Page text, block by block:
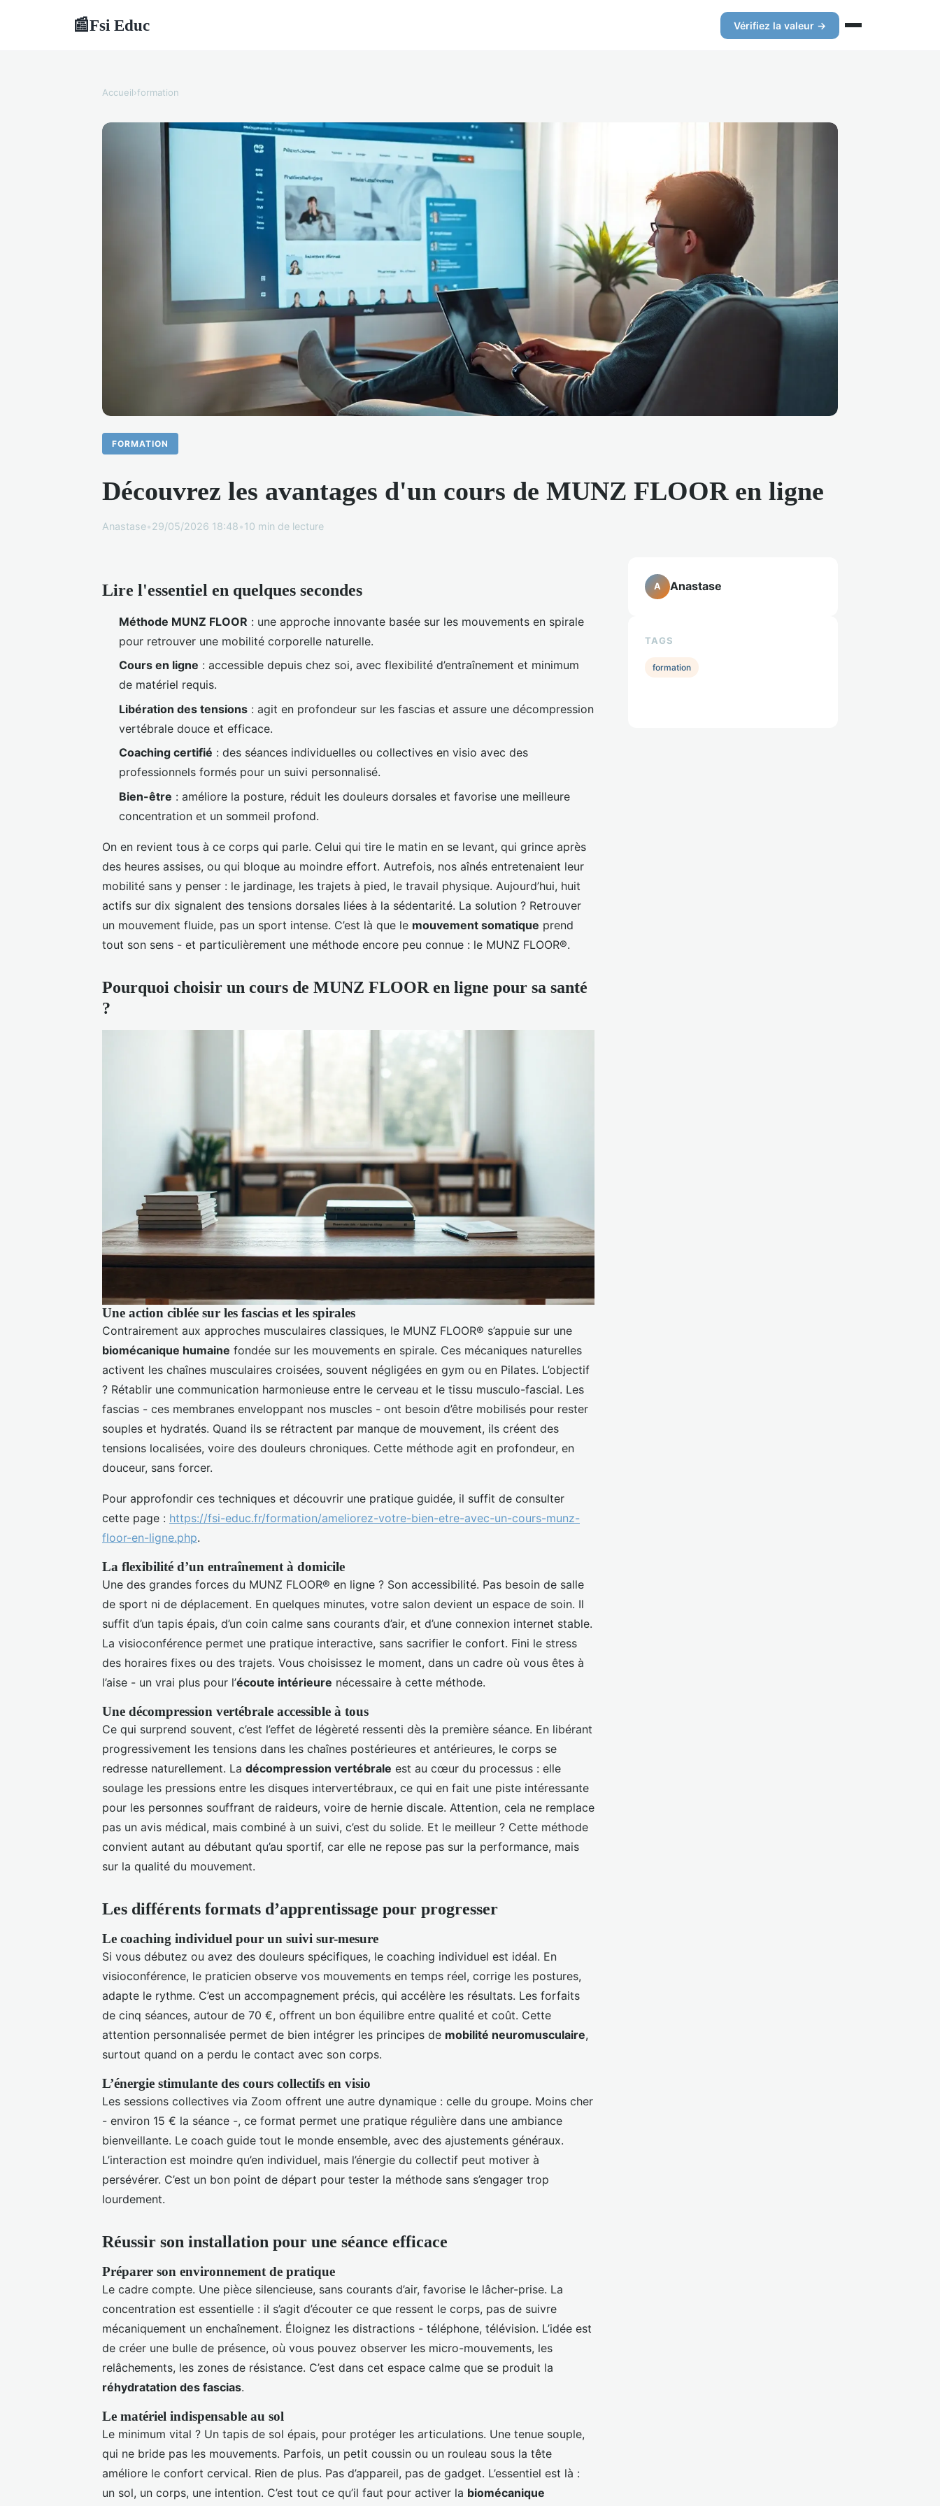
📰Fsi Educ Vérifiez la valeur →
Accueil›formation
FORMATION
Découvrez les avantages d'un cours de MUNZ FLOOR en ligne
Anastase•29/05/2026 18:48•10 min de lecture
Lire l'essentiel en quelques secondes
Méthode MUNZ FLOOR : une approche innovante basée sur les mouvements en spirale
pour retrouver une mobilité corporelle naturelle.
Cours en ligne : accessible depuis chez soi, avec flexibilité d’entraînement et minimum
de matériel requis.
Libération des tensions : agit en profondeur sur les fascias et assure une décompression
vertébrale douce et efficace.
Coaching certifié : des séances individuelles ou collectives en visio avec des
professionnels formés pour un suivi personnalisé.
Bien-être : améliore la posture, réduit les douleurs dorsales et favorise une meilleure
concentration et un sommeil profond.
On en revient tous à ce corps qui parle. Celui qui tire le matin en se levant, qui grince après
des heures assises, ou qui bloque au moindre effort. Autrefois, nos aînés entretenaient leur
mobilité sans y penser : le jardinage, les trajets à pied, le travail physique. Aujourd’hui, huit
actifs sur dix signalent des tensions dorsales liées à la sédentarité. La solution ? Retrouver
un mouvement fluide, pas un sport intense. C’est là que le mouvement somatique prend
tout son sens - et particulièrement une méthode encore peu connue : le MUNZ FLOOR®.
Pourquoi choisir un cours de MUNZ FLOOR en ligne pour sa santé
?
Une action ciblée sur les fascias et les spirales
Contrairement aux approches musculaires classiques, le MUNZ FLOOR® s’appuie sur une
biomécanique humaine fondée sur les mouvements en spirale. Ces mécaniques naturelles
activent les chaînes musculaires croisées, souvent négligées en gym ou en Pilates. L’objectif
? Rétablir une communication harmonieuse entre le cerveau et le tissu musculo-fascial. Les
fascias - ces membranes enveloppant nos muscles - ont besoin d’être mobilisés pour rester
souples et hydratés. Quand ils se rétractent par manque de mouvement, ils créent des
tensions localisées, voire des douleurs chroniques. Cette méthode agit en profondeur, en
douceur, sans forcer.
Pour approfondir ces techniques et découvrir une pratique guidée, il suffit de consulter
cette page : https://fsi-educ.fr/formation/ameliorez-votre-bien-etre-avec-un-cours-munz-
floor-en-ligne.php.
La flexibilité d’un entraînement à domicile
Une des grandes forces du MUNZ FLOOR® en ligne ? Son accessibilité. Pas besoin de salle
de sport ni de déplacement. En quelques minutes, votre salon devient un espace de soin. Il
suffit d’un tapis épais, d’un coin calme sans courants d’air, et d’une connexion internet stable.
La visioconférence permet une pratique interactive, sans sacrifier le confort. Fini le stress
des horaires fixes ou des trajets. Vous choisissez le moment, dans un cadre où vous êtes à
l’aise - un vrai plus pour l’écoute intérieure nécessaire à cette méthode.
Une décompression vertébrale accessible à tous
Ce qui surprend souvent, c’est l’effet de légèreté ressenti dès la première séance. En libérant
progressivement les tensions dans les chaînes postérieures et antérieures, le corps se
redresse naturellement. La décompression vertébrale est au cœur du processus : elle
soulage les pressions entre les disques intervertébraux, ce qui en fait une piste intéressante
pour les personnes souffrant de raideurs, voire de hernie discale. Attention, cela ne remplace
pas un avis médical, mais combiné à un suivi, c’est du solide. Et le meilleur ? Cette méthode
convient autant au débutant qu’au sportif, car elle ne repose pas sur la performance, mais
sur la qualité du mouvement.
Les différents formats d’apprentissage pour progresser
Le coaching individuel pour un suivi sur-mesure
Si vous débutez ou avez des douleurs spécifiques, le coaching individuel est idéal. En
visioconférence, le praticien observe vos mouvements en temps réel, corrige les postures,
adapte le rythme. C’est un accompagnement précis, qui accélère les résultats. Les forfaits
de cinq séances, autour de 70 €, offrent un bon équilibre entre qualité et coût. Cette
attention personnalisée permet de bien intégrer les principes de mobilité neuromusculaire,
surtout quand on a perdu le contact avec son corps.
L’énergie stimulante des cours collectifs en visio
Les sessions collectives via Zoom offrent une autre dynamique : celle du groupe. Moins cher
- environ 15 € la séance -, ce format permet une pratique régulière dans une ambiance
bienveillante. Le coach guide tout le monde ensemble, avec des ajustements généraux.
L’interaction est moindre qu’en individuel, mais l’énergie du collectif peut motiver à
persévérer. C’est un bon point de départ pour tester la méthode sans s’engager trop
lourdement.
Réussir son installation pour une séance efficace
Préparer son environnement de pratique
Le cadre compte. Une pièce silencieuse, sans courants d’air, favorise le lâcher-prise. La
concentration est essentielle : il s’agit d’écouter ce que ressent le corps, pas de suivre
mécaniquement un enchaînement. Éloignez les distractions - téléphone, télévision. L’idée est
de créer une bulle de présence, où vous pouvez observer les micro-mouvements, les
relâchements, les zones de résistance. C’est dans cet espace calme que se produit la
réhydratation des fascias.
Le matériel indispensable au sol
Le minimum vital ? Un tapis de sol épais, pour protéger les articulations. Une tenue souple,
qui ne bride pas les mouvements. Parfois, un petit coussin ou un rouleau sous la tête
améliore le confort cervical. Rien de plus. Pas d’appareil, pas de gadget. L’essentiel est là :
un sol, un corps, une intention. C’est tout ce qu’il faut pour activer la biomécanique
A Anastase
TAGS
formation